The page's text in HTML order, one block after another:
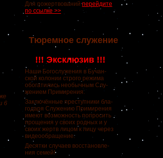
6
Для пожертвованийперейдите
по ссылке >>
Тюремное служение
!!! Эксклюзив !!!
Наши Богослужения в Бучан-
ской колонии строго режима
обогатились необычным Слу-
жением Примирения.
Заключённые преступники бла-
годаря Служению Примирения
имеют возможность попросить
прощения у своих родных и у
своих жертв лицом к лицу через
видеообращение.
Десятки случаев восстановле-
ния семей!